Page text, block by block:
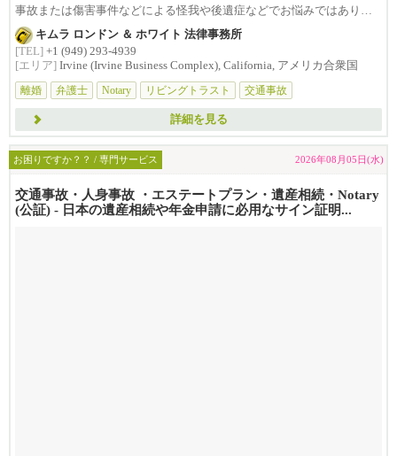
事故または傷害事件などによる怪我や後遺症などでお悩みではありま
せんか？損害賠償は治療費...
キムラ ロンドン ＆ ホワイト 法律事務所
[TEL] +1 (949) 293-4939
[エリア] Irvine (Irvine Business Complex), California, アメリカ合衆国
離婚
弁護士 Notary リビングトラスト 交通事故
詳細を見る
お困りですか？？ / 専門サービス 2026年08月05日(水)
交通事故・人身事故 ・エステートプラン・遺産相続・Notary
(公証) - 日本の遺産相続や年金申請に必用なサイン証明...